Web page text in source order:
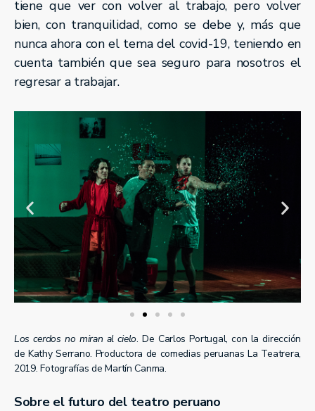
tiene que ver con volver al trabajo, pero volver
bien, con tranquilidad, como se debe y, más que
nunca ahora con el tema del covid-19, teniendo en
cuenta también que sea seguro para nosotros el
regresar a trabajar.
Los cerdos no miran al cielo. De Carlos Portugal, con la dirección
de Kathy Serrano. Productora de comedias peruanas La Teatrera,
2019. Fotografías de Martín Canma.
Sobre el futuro del teatro peruano